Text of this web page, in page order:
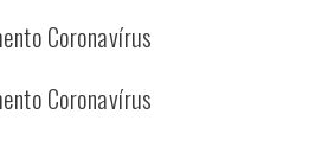
Coronavírus
Coronavírus